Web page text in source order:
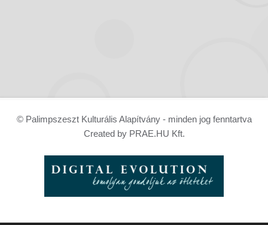
© Palimpszeszt Kulturális Alapítvány - minden jog fenntartva
Created by PRAE.HU Kft.